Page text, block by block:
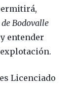
Bodovalle
entender
es Licenciado